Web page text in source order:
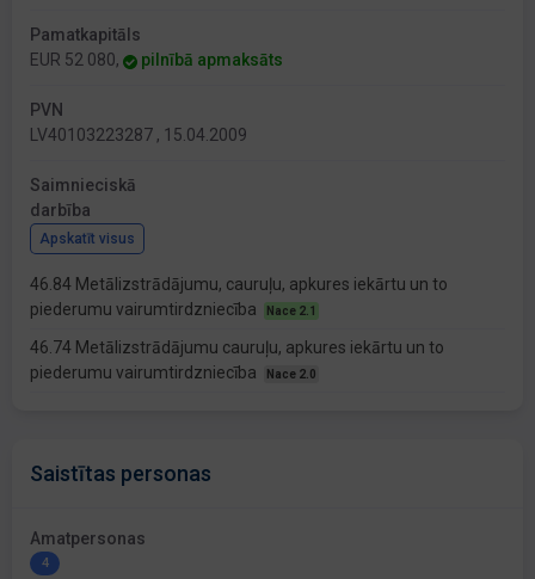
Pamatkapitāls
EUR 52 080,
pilnībā apmaksāts
PVN
LV40103223287 , 15.04.2009
Saimnieciskā
darbība
Apskatīt visus
46.84 Metālizstrādājumu, cauruļu, apkures iekārtu un to
piederumu vairumtirdzniecība
Nace 2.1
46.74 Metālizstrādājumu cauruļu, apkures iekārtu un to
piederumu vairumtirdzniecība
Nace 2.0
Saistītas personas
Amatpersonas
4